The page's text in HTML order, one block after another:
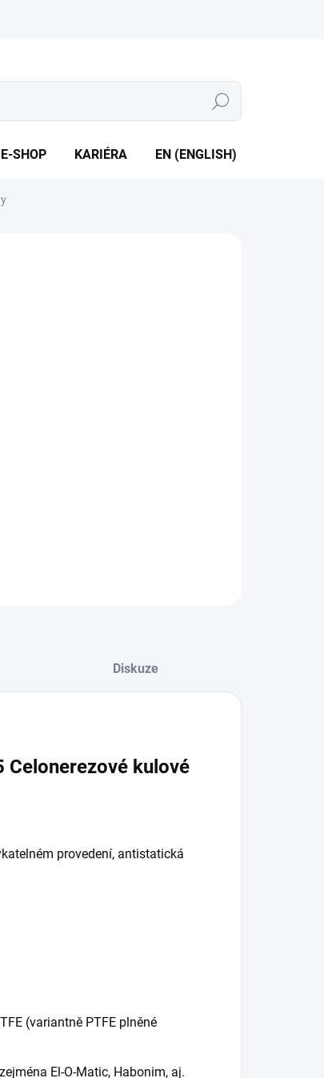
Hledat
E-SHOP KARIÉRA EN (ENGLISH)
Diskuze
kulové
provedení, antistatická
(variantně PTFE plněné
El-O-Matic, Habonim, aj.